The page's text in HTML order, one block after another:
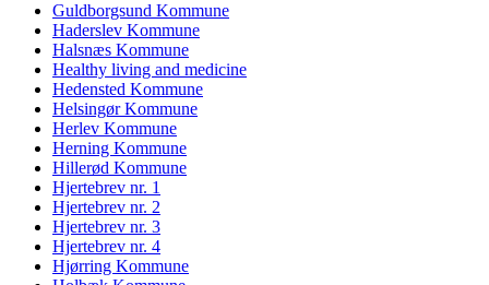
Guldborgsund Kommune
Haderslev Kommune
Halsnæs Kommune
Healthy living and medicine
Hedensted Kommune
Helsingør Kommune
Herlev Kommune
Herning Kommune
Hillerød Kommune
Hjertebrev nr. 1
Hjertebrev nr. 2
Hjertebrev nr. 3
Hjertebrev nr. 4
Hjørring Kommune